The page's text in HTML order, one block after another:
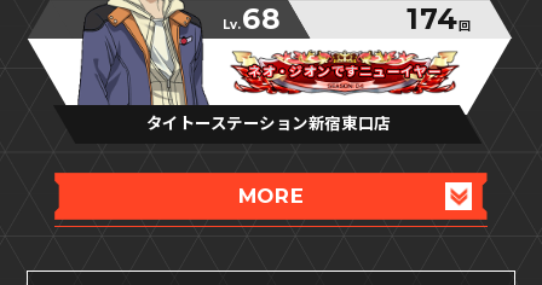
Lv.68 174 回
ネオ・ジオンですニューイヤー
ネオ・ジオンですニューイヤー
ネオ・ジオンですニューイヤー
タイトーステーション新宿東口店
MORE